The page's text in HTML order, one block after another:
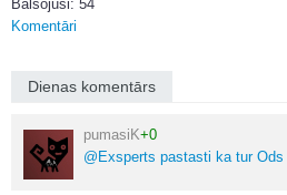
Balsojuši: 54
Komentāri
Dienas komentārs
pumasiK+0
@Exsperts pastasti ka tur